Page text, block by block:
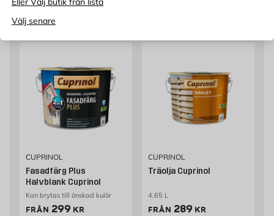
Välj senare
CUPRINOL
Fasadfärg Plus
Halvblank Cuprinol
Kan brytas till önskad kulör
FRÅN Pris 299 kr
299 KR
CUPRINOL
Träolja Cuprinol
4,65 L
FRÅN Pris 289 kr
289 KR